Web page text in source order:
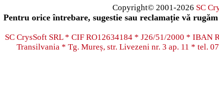
Copyright© 2001-2026 SC
Pentru orice întrebare, sugestie sau reclamație vă
SC CrysSoft SRL * CIF RO12634184 * J26/51/2000 * IBAN
Transilvania * Tg. Mureș, str. Livezeni nr. 3 ap. 11 * tel.